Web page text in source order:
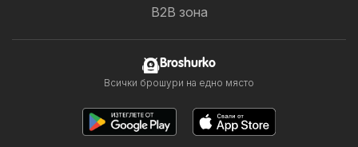
B2B зона
Broshurko
Всички брошури на едно място